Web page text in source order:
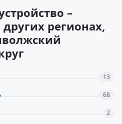
–
регионах,
13
68
2